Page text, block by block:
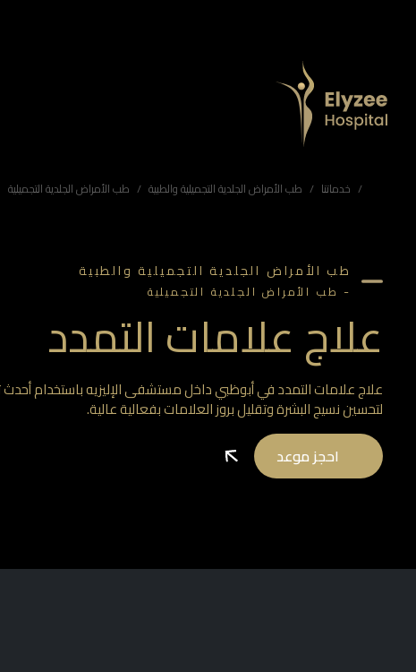
خدماتنا طب الأمراض الجلدية التجميلية والطبية طب الأمراض الجلدية التجميلية
طب الأمراض الجلدية التجميلية والطبية
- طب الأمراض الجلدية التجميلية
علاج علامات التمدد
علاج علامات التمدد في أبوظبي داخل مستشفى الإليزيه باستخدام أحدث
لتحسين نسيج البشرة وتقليل بروز العلامات بفعالية عالية.
احجز موعد